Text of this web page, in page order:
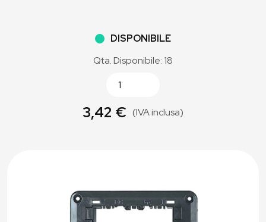
DISPONIBILE
Qta. Disponibile: 18
3,42 € (IVA inclusa)